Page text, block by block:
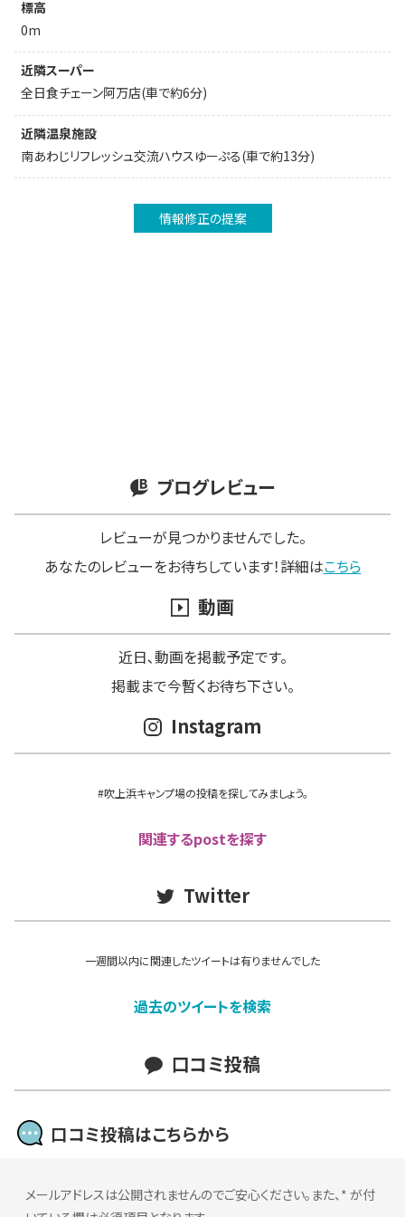
標高
0m
近隣スーパー
全日食チェーン阿万店(車で約6分)
近隣温泉施設
南あわじリフレッシュ交流ハウスゆーぷる(車で約13分)
情報修正の提案
ブログレビュー
レビューが見つかりませんでした。
あなたのレビューをお待ちしています！詳細はこちら
動画
近日､動画を掲載予定です。
掲載まで今暫くお待ち下さい。
Instagram
#吹上浜キャンプ場の投稿を探してみましょう。
関連するpostを探す
Twitter
一週間以内に関連したツイートは有りませんでした
過去のツイートを検索
口コミ投稿
口コミ投稿はこちらから
メールアドレスは公開されませんのでご安心ください。また、* が付